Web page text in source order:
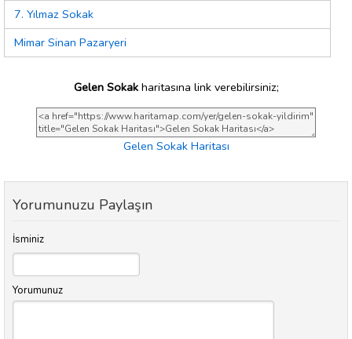
7. Yılmaz Sokak
Mimar Sinan Pazaryeri
Gelen Sokakharitasına link verebilirsiniz;
Gelen Sokak Haritası
Yorumunuzu Paylaşın
İsminiz
Yorumunuz